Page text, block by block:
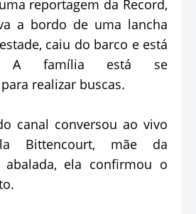
reportagem da Record,
a bordo de uma lancha
caiu do barco e está
A família está se
realizar buscas.
canal conversou ao vivo
Bittencourt, mãe da
ela confirmou o